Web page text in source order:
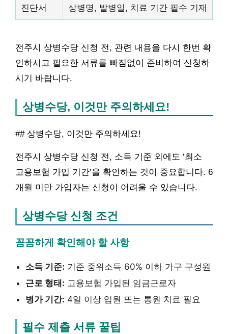
진단서 상병명, 발병일, 치료 기간 필수 기재
전주시 상병수당 신청 전, 관련 내용을 다시 한번 확
인하시고 필요한 서류를 빠짐없이 준비하여 신청하
시기 바랍니다.
상병수당, 이것만 주의하세요!
## 상병수당, 이것만 주의하세요!
전주시 상병수당 신청 전, 소득 기준 외에도 ‘최소
고용보험 가입 기간’을 확인하는 것이 중요합니다. 6
개월 미만 가입자는 신청이 어려울 수 있습니다.
상병수당 신청 조건
꼼꼼하게 확인해야 할 사항
소득 기준: 기준 중위소득 60% 이하 가구 구성원
근로 형태: 고용보험 가입된 임금근로자
병가 기간: 4일 이상 입원 또는 통원 치료 필요
필수 제출 서류 꿀팁